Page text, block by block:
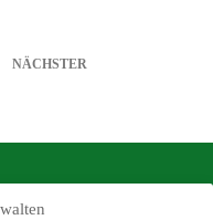
NÄCHSTER